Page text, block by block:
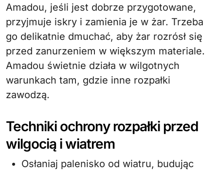
Amadou, jeśli jest dobrze przygotowane,
przyjmuje iskry i zamienia je w żar. Trzeba
go delikatnie dmuchać, aby żar rozrósł się
przed zanurzeniem w większym materiale.
Amadou świetnie działa w wilgotnych
warunkach tam, gdzie inne rozpałki
zawodzą.
Techniki ochrony rozpałki przed
wilgocią i wiatrem
Osłaniaj palenisko od wiatru, budując